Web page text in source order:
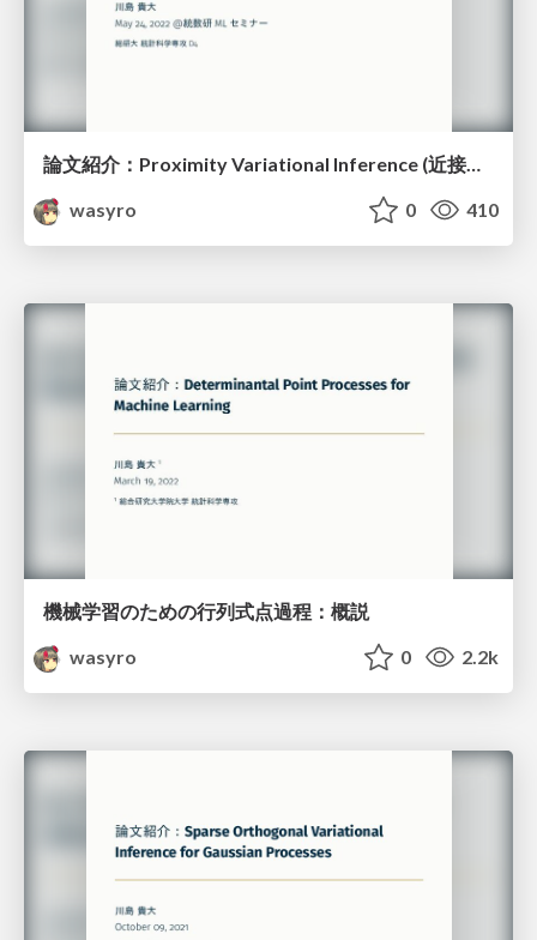
論文紹介：Proximity Variational Inference (近接性変分推論)
wasyro
0 410
機械学習のための行列式点過程：概説
wasyro
0 2.2k